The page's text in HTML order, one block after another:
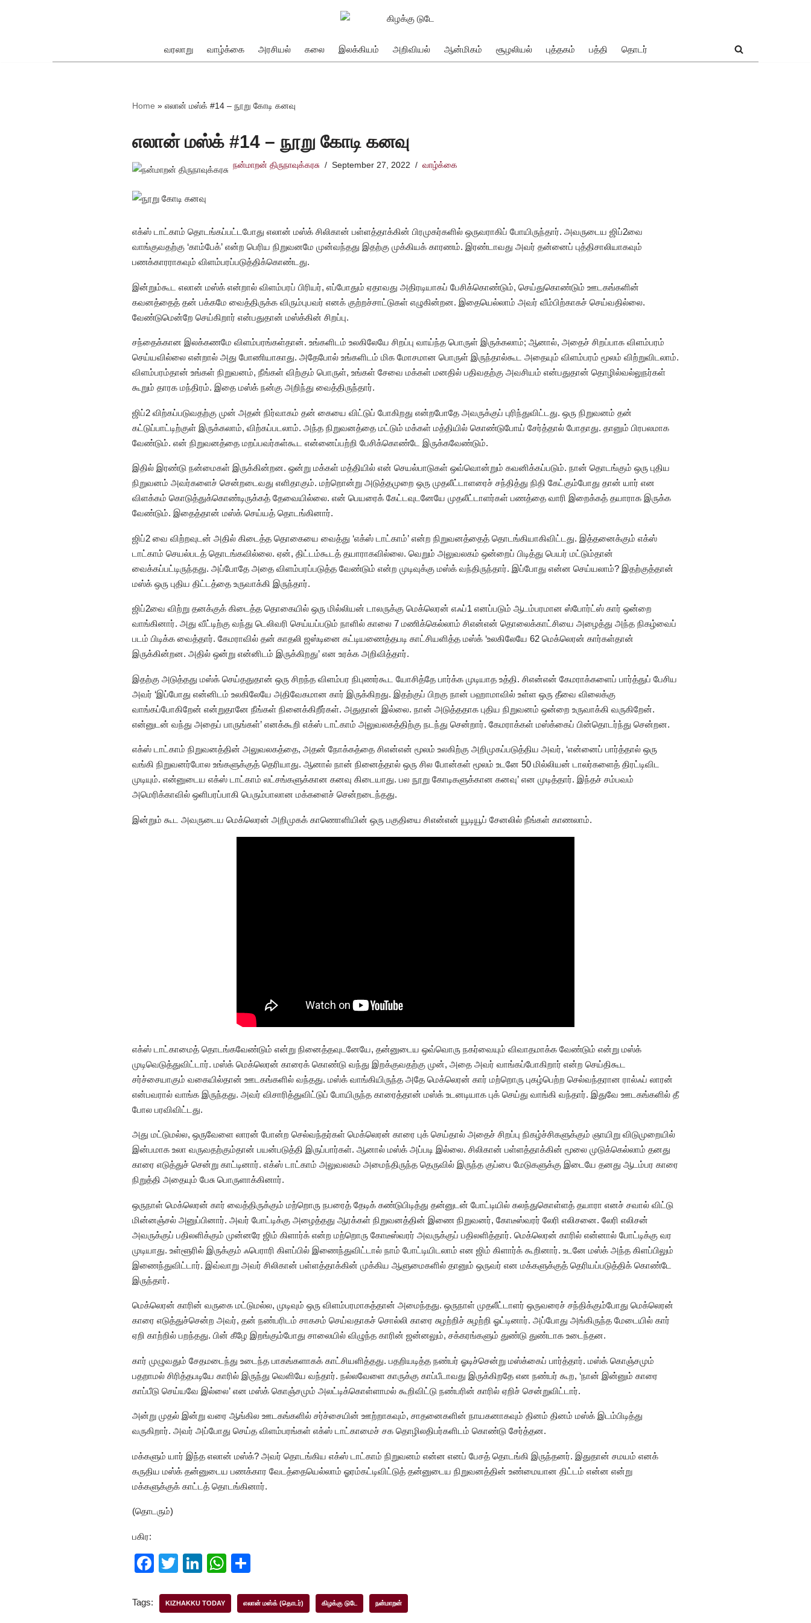
வரலாறு வாழ்க்கை அரசியல் கலை இலக்கியம் அறிவியல் ஆன்மிகம் சூழலியல் புத்தகம் பத்தி தொடர்
Home » எலான் மஸ்க் #14 – நூறு கோடி கனவு
எலான் மஸ்க் #14 – நூறு கோடி கனவு
நன்மாறன் திருநாவுக்கரசு September 27, 2022 வாழ்க்கை
எக்ஸ் டாட்காம் தொடங்கப்பட்டபோது எலான் மஸ்க் சிலிகான் பள்ளத்தாக்கின் பிரமுகர்களில் ஒருவராகிப் போயிருந்தார். அவருடைய ஜிப்2வை
வாங்குவதற்கு ‘காம்பேக்’ என்ற பெரிய நிறுவனமே முன்வந்தது இதற்கு முக்கியக் காரணம். இரண்டாவது அவர் தன்னைப் புத்திசாலியாகவும்
பணக்காரராகவும் விளம்பரப்படுத்திக்கொண்டது.
இன்றும்கூட எலான் மஸ்க் என்றால் விளம்பரப் பிரியர், எப்போதும் ஏதாவது அதிரடியாகப் பேசிக்கொண்டும், செய்துகொண்டும் ஊடகங்களின்
கவனத்தைத் தன் பக்கமே வைத்திருக்க விரும்புபவர் எனக் குற்றச்சாட்டுகள் எழுகின்றன. இதையெல்லாம் அவர் வீம்பிற்காகச் செய்வதில்லை.
வேண்டுமென்றே செய்கிறார் என்பதுதான் மஸ்க்கின் சிறப்பு.
சந்தைக்கான இலக்கணமே விளம்பரங்கள்தான். உங்களிடம் உலகிலேயே சிறப்பு வாய்ந்த பொருள் இருக்கலாம்; ஆனால், அதைச் சிறப்பாக விளம்பரம்
செய்யவில்லை என்றால் அது போணியாகாது. அதேபோல் உங்களிடம் மிக மோசமான பொருள் இருந்தால்கூட அதையும் விளம்பரம் மூலம் விற்றுவிடலாம்.
விளம்பரம்தான் உங்கள் நிறுவனம், நீங்கள் விற்கும் பொருள், உங்கள் சேவை மக்கள் மனதில் பதிவதற்கு அவசியம் என்பதுதான் தொழில்வல்லுநர்கள்
கூறும் தாரக மந்திரம். இதை மஸ்க் நன்கு அறிந்து வைத்திருந்தார்.
ஜிப்2 விற்கப்படுவதற்கு முன் அதன் நிர்வாகம் தன் கையை விட்டுப் போகிறது என்றபோதே அவருக்குப் புரிந்துவிட்டது. ஒரு நிறுவனம் தன்
கட்டுப்பாட்டிற்குள் இருக்கலாம், விற்கப்படலாம். அந்த நிறுவனத்தை மட்டும் மக்கள் மத்தியில் கொண்டுபோய் சேர்த்தால் போதாது. தானும் பிரபலமாக
வேண்டும். என் நிறுவனத்தை மறப்பவர்கள்கூட என்னைப்பற்றி பேசிக்கொண்டே இருக்கவேண்டும்.
இதில் இரண்டு நன்மைகள் இருக்கின்றன. ஒன்று மக்கள் மத்தியில் என் செயல்பாடுகள் ஒவ்வொன்றும் கவனிக்கப்படும். நான் தொடங்கும் ஒரு புதிய
நிறுவனம் அவர்களைச் சென்றடைவது எளிதாகும். மற்றொன்று அடுத்தமுறை ஒரு முதலீட்டாளரைச் சந்தித்து நிதி கேட்கும்போது தான் யார் என
விளக்கம் கொடுத்துக்கொண்டிருக்கத் தேவையில்லை. என் பெயரைக் கேட்டவுடனேயே முதலீட்டாளர்கள் பணத்தை வாரி இறைக்கத் தயாராக இருக்க
வேண்டும். இதைத்தான் மஸ்க் செய்யத் தொடங்கினார்.
ஜிப்2 வை விற்றவுடன் அதில் கிடைத்த தொகையை வைத்து ‘எக்ஸ் டாட்காம்’ என்ற நிறுவனத்தைத் தொடங்கியாகிவிட்டது. இத்தனைக்கும் எக்ஸ்
டாட்காம் செயல்படத் தொடங்கவில்லை. ஏன், திட்டம்கூடத் தயாராகவில்லை. வெறும் அலுவலகம் ஒன்றைப் பிடித்து பெயர் மட்டும்தான்
வைக்கப்பட்டிருந்தது. அப்போதே அதை விளம்பரப்படுத்த வேண்டும் என்ற முடிவுக்கு மஸ்க் வந்திருந்தார். இப்போது என்ன செய்யலாம்? இதற்குத்தான்
மஸ்க் ஒரு புதிய திட்டத்தை உருவாக்கி இருந்தார்.
ஜிப்2வை விற்று தனக்குக் கிடைத்த தொகையில் ஒரு மில்லியன் டாலருக்கு மெக்லெரன் எஃப்1 எனப்படும் ஆடம்பரமான ஸ்போர்ட்ஸ் கார் ஒன்றை
வாங்கினார். அது வீட்டிற்கு வந்து டெலிவரி செய்யப்படும் நாளில் காலை 7 மணிக்கெல்லாம் சிஎன்என் தொலைக்காட்சியை அழைத்து அந்த நிகழ்வைப்
படம் பிடிக்க வைத்தார். கேமராவில் தன் காதலி ஜஸ்டினை கட்டியணைத்தபடி காட்சியளித்த மஸ்க் ‘உலகிலேயே 62 மெக்லெரன் கார்கள்தான்
இருக்கின்றன. அதில் ஒன்று என்னிடம் இருக்கிறது’ என உரக்க அறிவித்தார்.
இதற்கு அடுத்தது மஸ்க் செய்ததுதான் ஒரு சிறந்த விளம்பர நிபுணர்கூட யோசித்தே பார்க்க முடியாத உத்தி. சிஎன்என் கேமராக்களைப் பார்த்துப் பேசிய
அவர் ‘இப்போது என்னிடம் உலகிலேயே அதிவேகமான கார் இருக்கிறது. இதற்குப் பிறகு நான் பஹாமாவில் உள்ள ஒரு தீவை விலைக்கு
வாங்கப்போகிறேன் என்றுதானே நீங்கள் நினைக்கிறீர்கள். அதுதான் இல்லை. நான் அடுத்ததாக புதிய நிறுவனம் ஒன்றை உருவாக்கி வருகிறேன்.
என்னுடன் வந்து அதைப் பாருங்கள்’ எனக்கூறி எக்ஸ் டாட்காம் அலுவலகத்திற்கு நடந்து சென்றார். கேமராக்கள் மஸ்க்கைப் பின்தொடர்ந்து சென்றன.
எக்ஸ் டாட்காம் நிறுவனத்தின் அலுவலகத்தை, அதன் நோக்கத்தை சிஎன்என் மூலம் உலகிற்கு அறிமுகப்படுத்திய அவர், ‘என்னைப் பார்த்தால் ஒரு
வங்கி நிறுவனர்போல உங்களுக்குத் தெரியாது. ஆனால் நான் நினைத்தால் ஒரு சில போன்கள் மூலம் உடனே 50 மில்லியன் டாலர்களைத் திரட்டிவிட
முடியும். என்னுடைய எக்ஸ் டாட்காம் லட்சங்களுக்கான கனவு கிடையாது. பல நூறு கோடிகளுக்கான கனவு’ என முடித்தார். இந்தச் சம்பவம்
அமெரிக்காவில் ஒளிபரப்பாகி பெரும்பாலான மக்களைச் சென்றடைந்தது.
இன்றும் கூட அவருடைய மெக்லெரன் அறிமுகக் காணொளியின் ஒரு பகுதியை சிஎன்என் யூடியூப் சேனலில் நீங்கள் காணலாம்.
எக்ஸ் டாட்காமைத் தொடங்கவேண்டும் என்று நினைத்தவுடனேயே, தன்னுடைய ஒவ்வொரு நகர்வையும் விவாதமாக்க வேண்டும் என்று மஸ்க்
முடிவெடுத்துவிட்டார். மஸ்க் மெக்லெரன் காரைக் கொண்டு வந்து இறக்குவதற்கு முன், அதை அவர் வாங்கப்போகிறார் என்ற செய்திகூட
சர்ச்சையாகும் வகையில்தான் ஊடகங்களில் வந்தது. மஸ்க் வாங்கியிருந்த அதே மெக்லெரன் கார் மற்றொரு புகழ்பெற்ற செல்வந்தரான ரால்ஃப் லாரன்
என்பவரால் வாங்க இருந்தது. அவர் விசாரித்துவிட்டுப் போயிருந்த காரைத்தான் மஸ்க் உடனடியாக புக் செய்து வாங்கி வந்தார். இதுவே ஊடகங்களில் தீ
போல பரவிவிட்டது.
அது மட்டுமல்ல, ஒருவேளை லாரன் போன்ற செல்வந்தர்கள் மெக்லெரன் காரை புக் செய்தால் அதைச் சிறப்பு நிகழ்ச்சிகளுக்கும் ஞாயிறு விடுமுறையில்
இன்பமாக உலா வருவதற்கும்தான் பயன்படுத்தி இருப்பார்கள். ஆனால் மஸ்க் அப்படி இல்லை. சிலிகான் பள்ளத்தாக்கின் மூலை முடுக்கெல்லாம் தனது
காரை எடுத்துச் சென்று காட்டினார். எக்ஸ் டாட்காம் அலுவலகம் அமைந்திருந்த தெருவில் இருந்த குப்பை மேடுகளுக்கு இடையே தனது ஆடம்பர காரை
நிறுத்தி அதையும் பேசு பொருளாக்கினார்.
ஒருநாள் மெக்லெரன் கார் வைத்திருக்கும் மற்றொரு நபரைத் தேடிக் கண்டுபிடித்து தன்னுடன் போட்டியில் கலந்துகொள்ளத் தயாரா எனச் சவால் விட்டு
மின்னஞ்சல் அனுப்பினார். அவர் போட்டிக்கு அழைத்தது ஆரக்கள் நிறுவனத்தின் இணை நிறுவனர், கோடீஸ்வரர் லேரி எலிசனை. லேரி எலிசன்
அவருக்குப் பதிலளிக்கும் முன்னரே ஜிம் கிளார்க் என்ற மற்றொரு கோடீஸ்வரர் அவருக்குப் பதிலளித்தார். மெக்லெரன் காரில் என்னால் போட்டிக்கு வர
முடியாது. உள்ளூரில் இருக்கும் ஃபெராரி கிளப்பில் இணைந்துவிட்டால் நாம் போட்டியிடலாம் என ஜிம் கிளார்க் கூறினார். உடனே மஸ்க் அந்த கிளப்பிலும்
இணைந்துவிட்டார். இவ்வாறு அவர் சிலிகான் பள்ளத்தாக்கின் முக்கிய ஆளுமைகளில் தானும் ஒருவர் என மக்களுக்குத் தெரியப்படுத்திக் கொண்டே
இருந்தார்.
மெக்லெரன் காரின் வருகை மட்டுமல்ல, முடிவும் ஒரு விளம்பரமாகத்தான் அமைந்தது. ஒருநாள் முதலீட்டாளர் ஒருவரைச் சந்திக்கும்போது மெக்லெரன்
காரை எடுத்துச்சென்ற அவர், தன் நண்பரிடம் சாகசம் செய்வதாகச் சொல்லி காரை சுழற்றிச் சுழற்றி ஓட்டினார். அப்போது அங்கிருந்த மேடையில் கார்
ஏறி காற்றில் பறந்தது. பின் கீழே இறங்கும்போது சாலையில் விழுந்த காரின் ஜன்னலும், சக்கரங்களும் துண்டு துண்டாக உடைந்தன.
கார் முழுவதும் சேதமடைந்து உடைந்த பாகங்களாகக் காட்சியளித்தது. பதறியடித்த நண்பர் ஓடிச்சென்று மஸ்க்கைப் பார்த்தார். மஸ்க் கொஞ்சமும்
பதறாமல் சிரித்தபடியே காரில் இருந்து வெளியே வந்தார். நல்லவேளை காருக்கு காப்பீடாவது இருக்கிறதே என நண்பர் கூற, ‘நான் இன்னும் காரை
காப்பீடு செய்யவே இல்லை’ என மஸ்க் கொஞ்சமும் அலட்டிக்கொள்ளாமல் கூறிவிட்டு நண்பரின் காரில் ஏறிச் சென்றுவிட்டார்.
அன்று முதல் இன்று வரை ஆங்கில ஊடகங்களில் சர்ச்சையின் ஊற்றாகவும், சாதனைகளின் நாயகனாகவும் தினம் தினம் மஸ்க் இடம்பிடித்து
வருகிறார். அவர் அப்போது செய்த விளம்பரங்கள் எக்ஸ் டாட்காமைச் சக தொழிலதிபர்களிடம் கொண்டு சேர்த்தன.
மக்களும் யார் இந்த எலான் மஸ்க்? அவர் தொடங்கிய எக்ஸ் டாட்காம் நிறுவனம் என்ன எனப் பேசத் தொடங்கி இருந்தனர். இதுதான் சமயம் எனக்
கருதிய மஸ்க் தன்னுடைய பணக்கார வேடத்தையெல்லாம் ஓரம்கட்டிவிட்டுத் தன்னுடைய நிறுவனத்தின் உண்மையான திட்டம் என்ன என்று
மக்களுக்குக் காட்டத் தொடங்கினார்.
(தொடரும்)
பகிர:
F
c
T
tt
Li
k
W
at ar
Tags: KIZHAKKU TODAY எலான் மஸ்க் (தொடர்) கிழக்கு டுடே நன்மாறன்